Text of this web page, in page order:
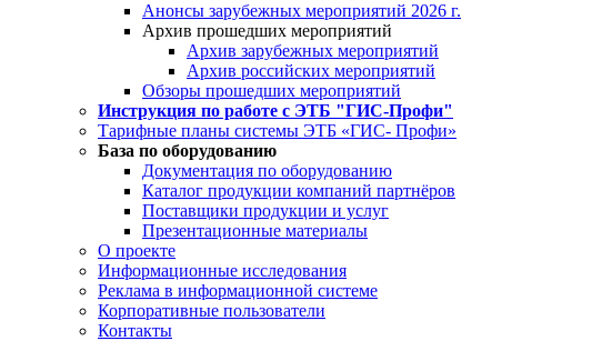
Анонсы зарубежных мероприятий 2026 г.
Архив прошедших мероприятий
Архив зарубежных мероприятий
Архив российских мероприятий
Обзоры прошедших мероприятий
Инструкция по работе с ЭТБ "ГИС-Профи"
Тарифные планы системы ЭТБ «ГИС- Профи»
База по оборудованию
Документация по оборудованию
Каталог продукции компаний партнёров
Поставщики продукции и услуг
Презентационные материалы
О проекте
Информационные исследования
Реклама в информационной системе
Корпоративные пользователи
Контакты